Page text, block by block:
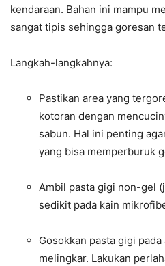
kendaraan. Bahan ini mampu
sangat tipis sehingga goresan
Langkah-langkahnya:
Pastikan area yang
kotoran dengan
sabun. Hal ini penting
yang bisa memperburuk
Ambil pasta gigi non-gel
sedikit pada kain
Gosokkan pasta gigi
melingkar. Lakukan